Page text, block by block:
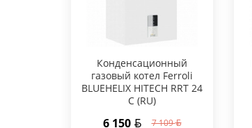
Конденсационный
газовый котел Ferroli
BLUEHELIX HITECH RRT 24
C (RU)
6 150 7 109